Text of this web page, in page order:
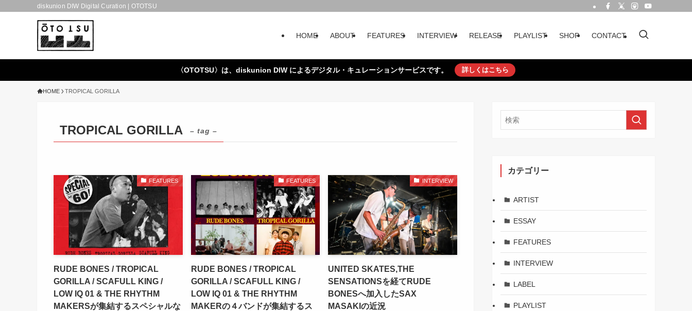
diskunion DIW Digital Curation | OTOTSU
HOME ABOUT FEATURES INTERVIEW RELEASE PLAYLIST SHOP CONTACT
〈OTOTSU〉は、diskunion DIW によるデジタル・キュレーションサービスです。 詳しくはこちら
HOME TROPICAL GORILLA
TROPICAL GORILLA – tag –
FEATURES
RUDE BONES / TROPICAL
GORILLA / SCAFULL KING /
LOW IQ 01 & THE RHYTHM
MAKERSが集結するスペシャルな
FEATURES
RUDE BONES / TROPICAL
GORILLA / SCAFULL KING /
LOW IQ 01 & THE RHYTHM
MAKERの４バンドが集結するス
INTERVIEW
UNITED SKATES,THE
SENSATIONSを経てRUDE
BONESへ加入したSAX
MASAKIの近況
カテゴリー
ARTIST
ESSAY
FEATURES
INTERVIEW
LABEL
PLAYLIST